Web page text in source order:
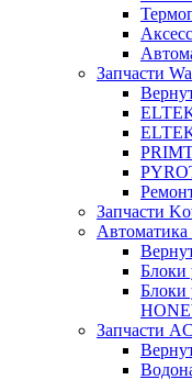
Запчасти
Запчасти
Блоки
Блоки
Запчасти